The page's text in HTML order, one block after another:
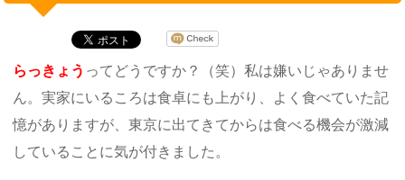
らっきょう ってどうですか？（笑）私は嫌いじゃありませ
ん。実家にいるころは食卓にも上がり、よく食べていた記
憶がありますが、東京に出てきてからは食べる機会が激減
していることに気が付きました。